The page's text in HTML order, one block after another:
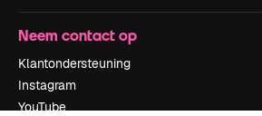
Neem contact op
Klantondersteuning
Instagram
YouTube